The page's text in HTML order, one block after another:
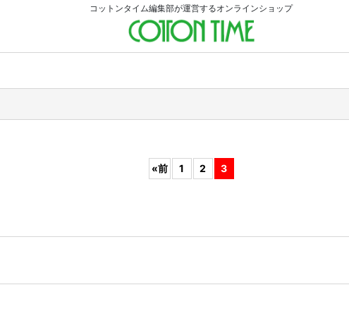
コットンタイム編集部が運営するオンラインショップ
«前 1 2 3